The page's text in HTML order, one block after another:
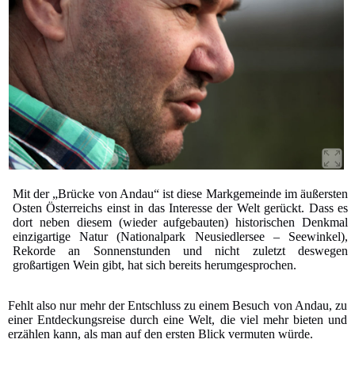
Mit der „Brücke von Andau“ ist diese Markgemeinde im äußersten
Osten Österreichs einst in das Interesse der Welt gerückt. Dass es
dort neben diesem (wieder aufgebauten) historischen Denkmal
einzigartige Natur (Nationalpark Neusiedlersee – Seewinkel),
Rekorde an Sonnenstunden und nicht zuletzt deswegen
großartigen Wein gibt, hat sich bereits herumgesprochen.
Fehlt also nur mehr der Entschluss zu einem Besuch von Andau, zu
einer Entdeckungsreise durch eine Welt, die viel mehr bieten und
erzählen kann, als man auf den ersten Blick vermuten würde.